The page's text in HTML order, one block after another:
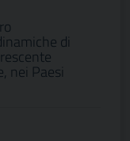
di
nei Paesi